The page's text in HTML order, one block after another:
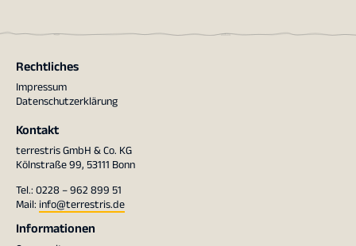
Rechtliches
Impressum
Datenschutzerklärung
Kontakt
terrestris GmbH & Co. KG
Kölnstraße 99, 53111 Bonn
Tel.: 0228 – 962 899 51
Mail: info@terrestris.de
Informationen